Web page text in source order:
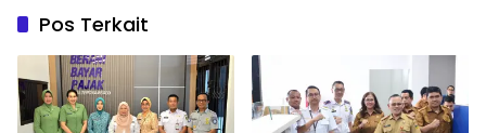
Pos Terkait